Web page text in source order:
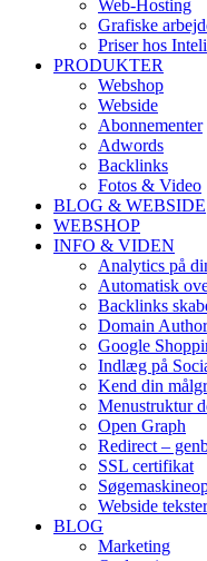
Web-Hosting
Grafiske
Priser hos
PRODUKTER
Webshop
Webside
Abonnementer
Adwords
Backlinks
Fotos & Video
BLOG & WEBSIDE
WEBSHOP
INFO & VIDEN
Analytics på
Automatisk
Backlinks
Domain
Google
Indlæg på
Kend din
Menustruktur
Open Graph
Redirect –
SSL certifikat
Webside
BLOG
Marketing